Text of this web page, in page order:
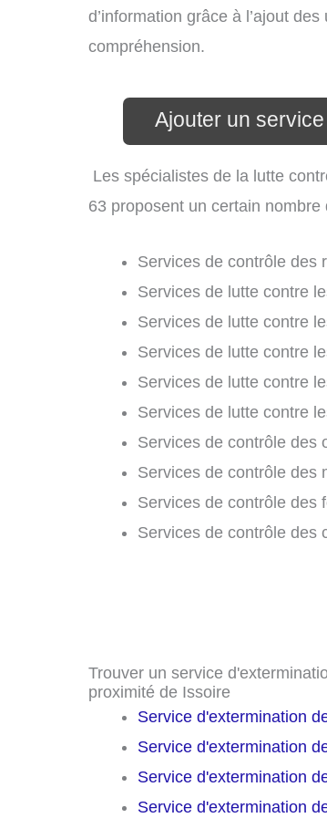
d’information grâce à l’ajout
compréhension.
Ajouter un
Les spécialistes de la lutte
63 proposent un certain
Services de contrôle des
Services de lutte contre
Services de lutte contre
Services de lutte contre
Services de lutte contre
Services de lutte contre
Services de contrôle des
Services de contrôle des
Services de contrôle des
Services de contrôle des
Trouver un service
proximité de Issoire
Service d'extermination
Service d'extermination
Service d'extermination
Service d'extermination